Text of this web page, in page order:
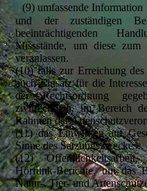
(9) umfassende
und der zuständigen
beeinträchtigenden
Missstände, um diese
veranlassen.
(10) falls zur Erreichung
auch Einsatz für die
der Rechtsordnung
zivilrechtlich, im Bereich
Rahmen der
(11) das Einwirken auf
Sinne des Satzungszweckes
(12)
Hörfunk-Berichte, um das
Natur-, Tier- und